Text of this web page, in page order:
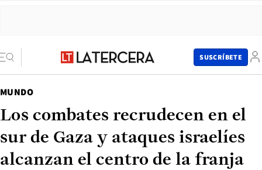
SUSCRÍBETE
MUNDO
Los combates recrudecen en el
sur de Gaza y ataques israelíes
alcanzan el centro de la franja